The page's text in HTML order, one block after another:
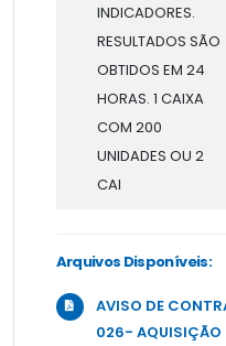
INDICADORES.
RESULTADOS SÃO
OBTIDOS EM 24
HORAS. 1 CAIXA
COM 200
UNIDADES OU 2
CAI
Arquivos Disponíveis:
AVISO DE
026- AQUISIÇÃO